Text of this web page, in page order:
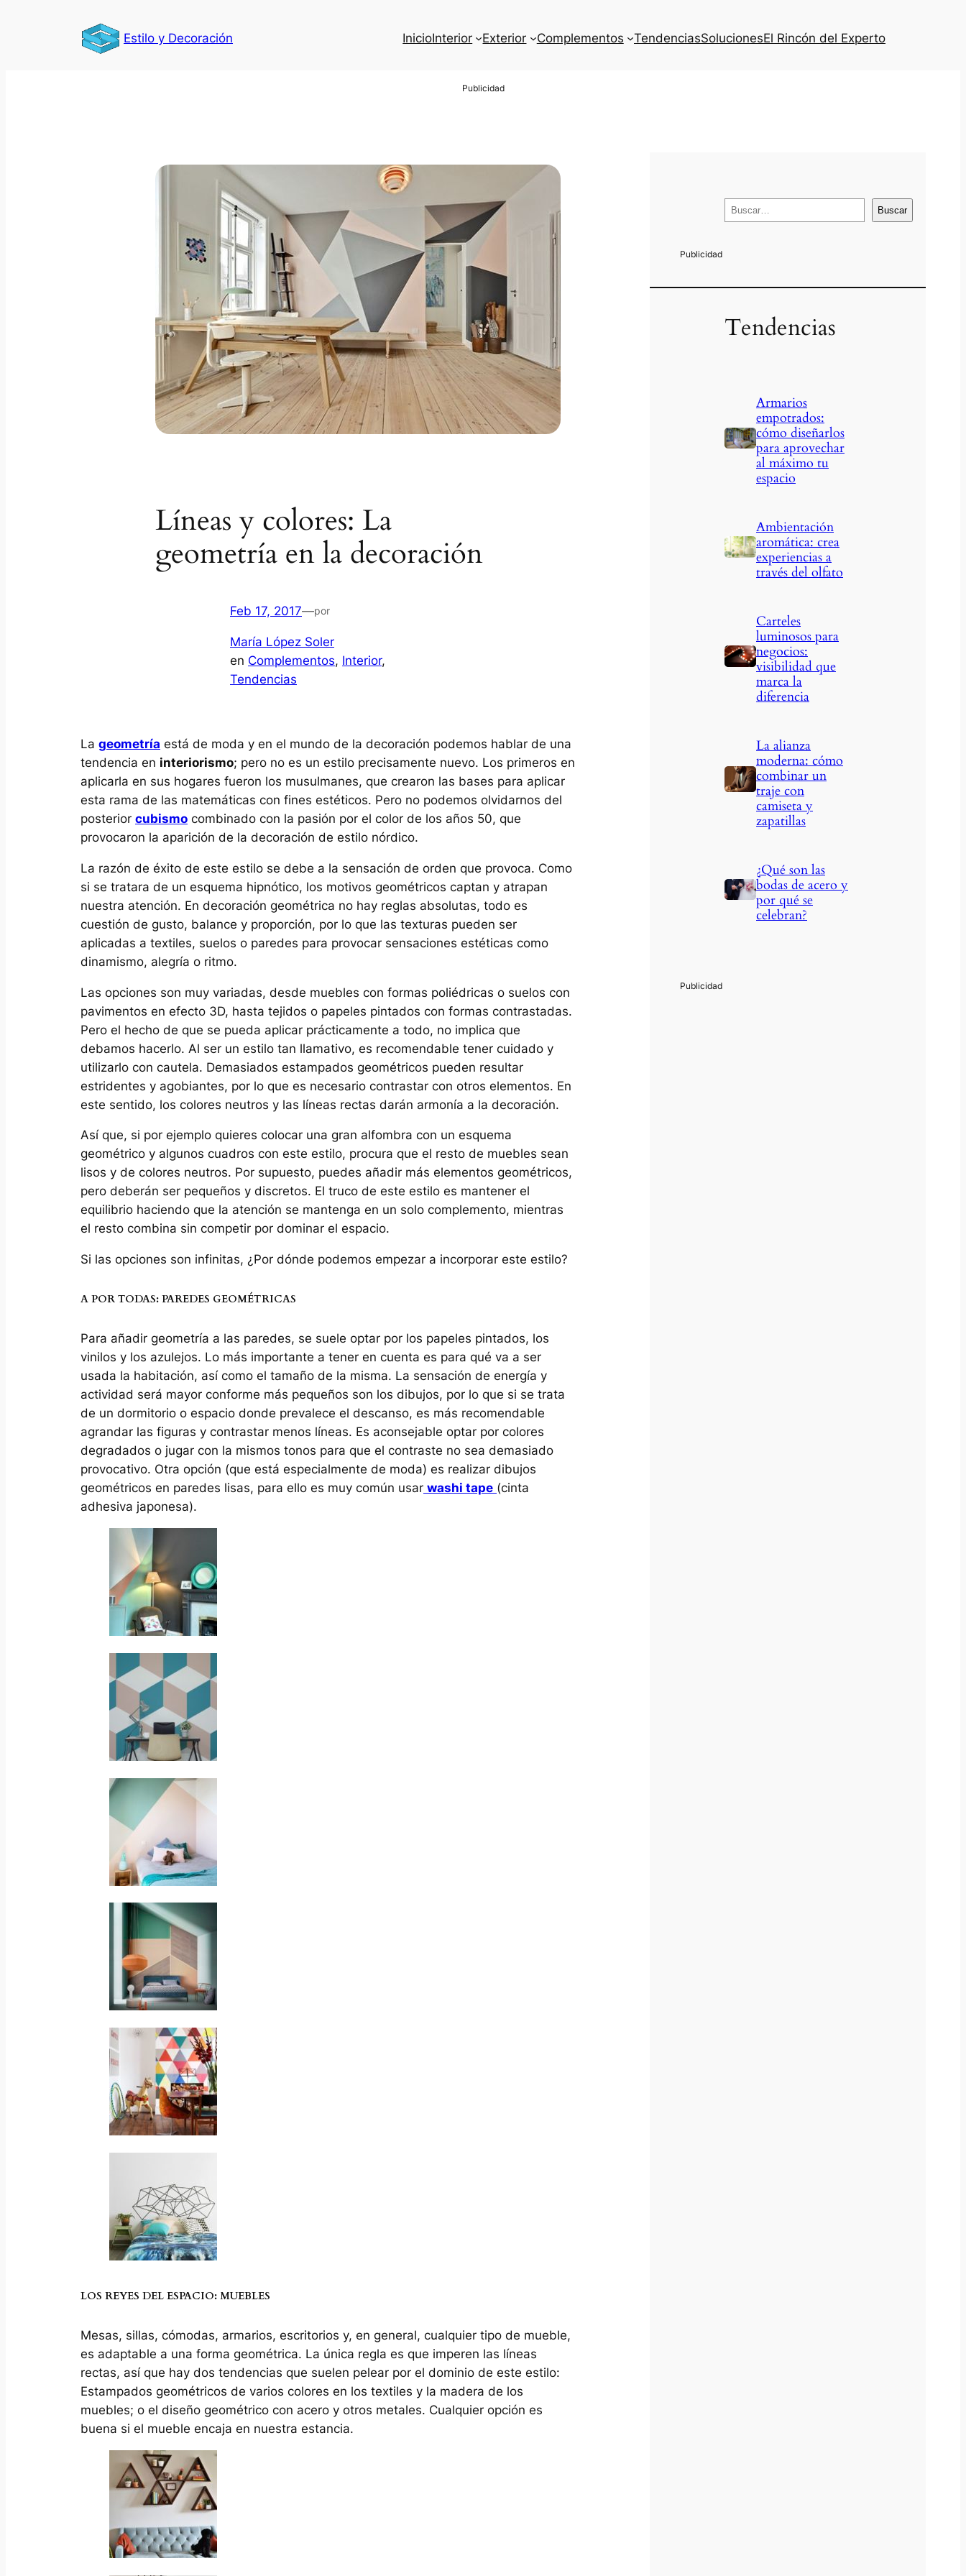
Estilo y Decoración InicioInterior Exterior Complementos TendenciasSolucionesEl Rincón del Experto
Líneas y colores: La
geometría en la decoración
Feb 17, 2017—por
María López Soler
en Complementos, Interior
Tendencias
La geometría está de moda y en el mundo de la decoración podemos hablar de una
tendencia en interiorismo; pero no es un estilo precisamente nuevo. Los primeros en
aplicarla en sus hogares fueron los musulmanes, que crearon las bases para aplicar
esta rama de las matemáticas con fines estéticos. Pero no podemos olvidarnos del
posterior cubismo combinado con la pasión por el color de los años 50, que
provocaron la aparición de la decoración de estilo nórdico.
La razón de éxito de este estilo se debe a la sensación de orden que provoca. Como
si se tratara de un esquema hipnótico, los motivos geométricos captan y atrapan
nuestra atención. En decoración geométrica no hay reglas absolutas, todo es
cuestión de gusto, balance y proporción, por lo que las texturas pueden ser
aplicadas a textiles, suelos o paredes para provocar sensaciones estéticas como
dinamismo, alegría o ritmo.
Las opciones son muy variadas, desde muebles con formas poliédricas o suelos con
pavimentos en efecto 3D, hasta tejidos o papeles pintados con formas contrastadas.
Pero el hecho de que se pueda aplicar prácticamente a todo, no implica que
debamos hacerlo. Al ser un estilo tan llamativo, es recomendable tener cuidado y
utilizarlo con cautela. Demasiados estampados geométricos pueden resultar
estridentes y agobiantes, por lo que es necesario contrastar con otros elementos. En
este sentido, los colores neutros y las líneas rectas darán armonía a la decoración.
Así que, si por ejemplo quieres colocar una gran alfombra con un esquema
geométrico y algunos cuadros con este estilo, procura que el resto de muebles sean
lisos y de colores neutros. Por supuesto, puedes añadir más elementos geométricos,
pero deberán ser pequeños y discretos. El truco de este estilo es mantener el
equilibrio haciendo que la atención se mantenga en un solo complemento, mientras
el resto combina sin competir por dominar el espacio.
Si las opciones son infinitas, ¿Por dónde podemos empezar a incorporar este estilo?
A POR TODAS: PAREDES GEOMÉTRICAS
Para añadir geometría a las paredes, se suele optar por los papeles pintados, los
vinilos y los azulejos. Lo más importante a tener en cuenta es para qué va a ser
usada la habitación, así como el tamaño de la misma. La sensación de energía y
actividad será mayor conforme más pequeños son los dibujos, por lo que si se trata
de un dormitorio o espacio donde prevalece el descanso, es más recomendable
agrandar las figuras y contrastar menos líneas. Es aconsejable optar por colores
degradados o jugar con la mismos tonos para que el contraste no sea demasiado
provocativo. Otra opción (que está especialmente de moda) es realizar dibujos
geométricos en paredes lisas, para ello es muy común usar washi tape (cinta
adhesiva japonesa).
LOS REYES DEL ESPACIO: MUEBLES
Mesas, sillas, cómodas, armarios, escritorios y, en general, cualquier tipo de mueble,
es adaptable a una forma geométrica. La única regla es que imperen las líneas
rectas, así que hay dos tendencias que suelen pelear por el dominio de este estilo:
Estampados geométricos de varios colores en los textiles y la madera de los
muebles; o el diseño geométrico con acero y otros metales. Cualquier opción es
buena si el mueble encaja en nuestra estancia.
u
Buscar
Tendencias
Armarios
empotrados:
cómo diseñarlos
para aprovechar
al máximo tu
espacio
Ambientación
aromática: crea
experiencias a
través del olfato
Carteles
luminosos para
negocios:
visibilidad que
marca la
diferencia
La alianza
moderna: cómo
combinar un
traje con
camiseta y
zapatillas
¿Qué son las
bodas de acero y
por qué se
celebran?